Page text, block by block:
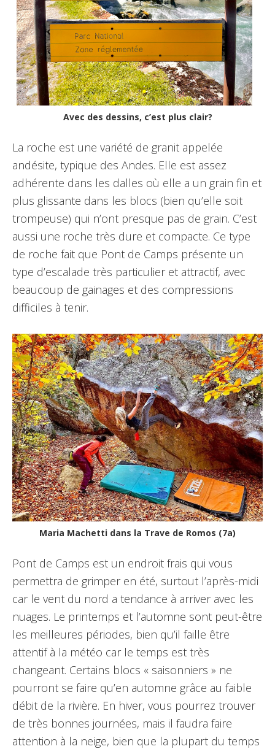
Avec des dessins, c’est plus clair?
La roche est une variété de granit appelée
andésite, typique des Andes. Elle est assez
adhérente dans les dalles où elle a un grain fin et
plus glissante dans les blocs (bien qu’elle soit
trompeuse) qui n’ont presque pas de grain. C’est
aussi une roche très dure et compacte. Ce type
de roche fait que Pont de Camps présente un
type d’escalade très particulier et attractif, avec
beaucoup de gainages et des compressions
difficiles à tenir.
Maria Machetti dans la Trave de Romos (7a)
Pont de Camps est un endroit frais qui vous
permettra de grimper en été, surtout l’après-midi
car le vent du nord a tendance à arriver avec les
nuages. Le printemps et l’automne sont peut-être
les meilleures périodes, bien qu’il faille être
attentif à la météo car le temps est très
changeant. Certains blocs « saisonniers » ne
pourront se faire qu’en automne grâce au faible
débit de la rivière. En hiver, vous pourrez trouver
de très bonnes journées, mais il faudra faire
attention à la neige, bien que la plupart du temps